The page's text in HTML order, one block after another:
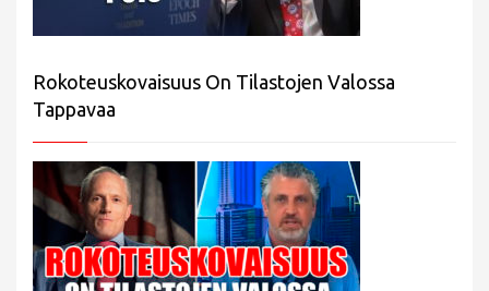
Rokoteuskovaisuus On Tilastojen Valossa
Tappavaa